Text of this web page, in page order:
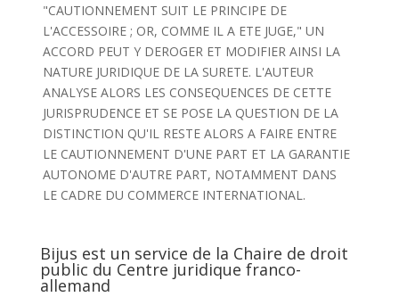
"CAUTIONNEMENT SUIT LE PRINCIPE DE
L'ACCESSOIRE ; OR, COMME IL A ETE JUGE," UN
ACCORD PEUT Y DEROGER ET MODIFIER AINSI LA
NATURE JURIDIQUE DE LA SURETE. L'AUTEUR
ANALYSE ALORS LES CONSEQUENCES DE CETTE
JURISPRUDENCE ET SE POSE LA QUESTION DE LA
DISTINCTION QU'IL RESTE ALORS A FAIRE ENTRE
LE CAUTIONNEMENT D'UNE PART ET LA GARANTIE
AUTONOME D'AUTRE PART, NOTAMMENT DANS
LE CADRE DU COMMERCE INTERNATIONAL.
Bijus est un service de la Chaire de droit
public du Centre juridique franco-
allemand